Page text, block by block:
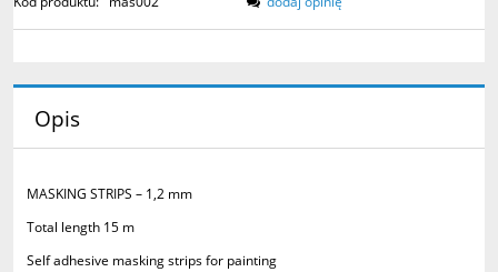
Opis
MASKING STRIPS – 1,2 mm
Total length 15 m
Self adhesive masking strips for painting